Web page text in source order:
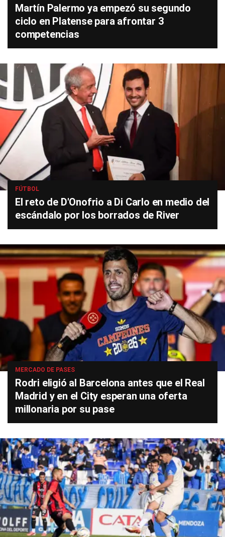
Martín Palermo ya empezó su segundo
ciclo en Platense para afrontar 3
competencias
FÚTBOL
El reto de D'Onofrio a Di Carlo en medio del
escándalo por los borrados de River
MERCADO DE PASES
Rodri eligió al Barcelona antes que el Real
Madrid y en el City esperan una oferta
millonaria por su pase